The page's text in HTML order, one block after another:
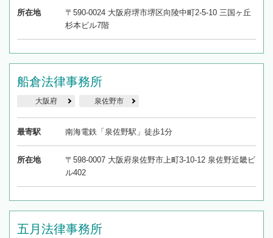
所在地
〒590-0024 大阪府堺市堺区向陵中町2-5-10 三国ヶ丘
杉本ビル7階
船倉法律事務所
大阪府 泉佐野市
最寄駅 南海電鉄「泉佐野駅」徒歩1分
所在地
〒598-0007 大阪府泉佐野市上町3-10-12 泉佐野近畿ビ
ル402
五月法律事務所